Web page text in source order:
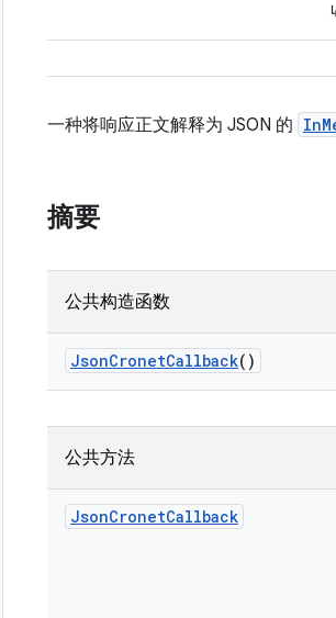
一种将响应正文解释为 JSON 的
摘要
公共构造函数
JsonCronetCallback()
公共方法
JsonCronetCallback